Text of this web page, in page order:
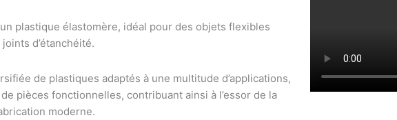
plastique élastomère, idéal pour des objets flexibles
d’étanchéité.
de plastiques adaptés à une multitude d’applications,
pièces fonctionnelles, contribuant ainsi à l’essor de la
moderne.